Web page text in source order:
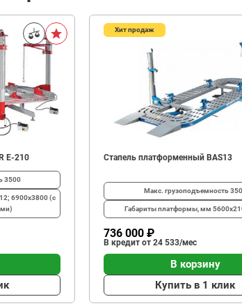
E-210
3500
6900х3800 (с
Хит продаж
Стапель платформенный BAS13
Макс. грузоподъемность
Габариты платформы, мм
736 000 ₽
В кредит от 24 533/мес
В корзину
Купить в 1 клик